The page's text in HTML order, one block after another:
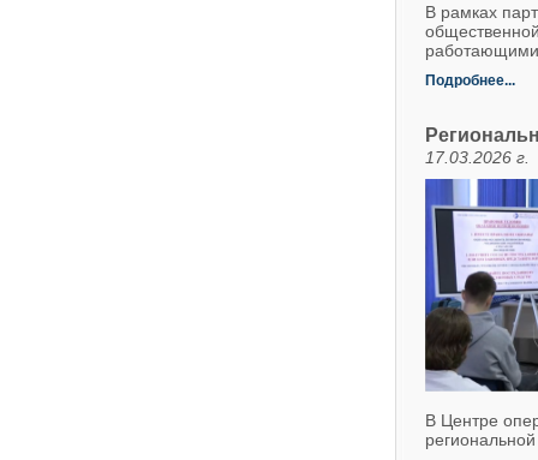
В рамках
Подробнее...
17.03.2026 г.
В Центре